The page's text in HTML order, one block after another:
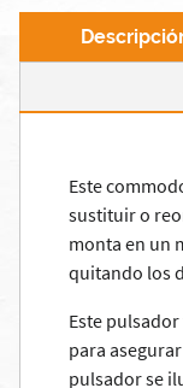
Este
sustituir o
monta en un
quitando los
Este
para
pulsador se